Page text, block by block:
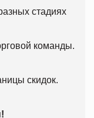
стадиях
команды.
скидок.